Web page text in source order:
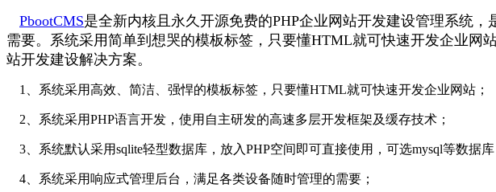
PbootCMS是全新内核且永久开源免费的PHP企业网站开发建设管理系统
需要。系统采用简单到想哭的模板标签，只要懂HTML就可快速开发企业网
站开发建设解决方案。
1、系统采用高效、简洁、强悍的模板标签，只要懂HTML就可快速开发企业网站；
2、系统采用PHP语言开发，使用自主研发的高速多层开发框架及缓存技术；
3、系统默认采用sqlite轻型数据库，放入PHP空间即可直接使用，可选mysql等数据库
4、系统采用响应式管理后台，满足各类设备随时管理的需要；